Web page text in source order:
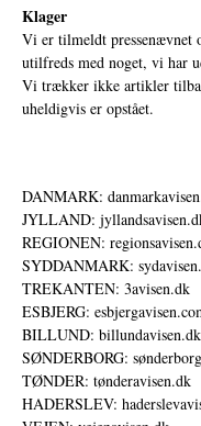
Klager
Vi er tilmeldt pressenævnet
utilfreds med noget, vi har
Vi trækker ikke artikler
uheldigvis er opstået.
DANMARK:
JYLLAND:
REGIONEN:
SYDDANMARK:
TREKANTEN: 3avisen.dk
ESBJERG:
BILLUND: billundavisen.dk
SØNDERBORG:
TØNDER: tønderavisen.dk
HADERSLEV: